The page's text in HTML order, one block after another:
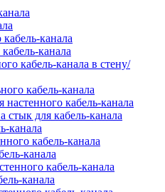
канала
канала
кабель-канала в стену/
кабель-канала
кабель-канала
стык для кабель-канала
канала
кабель-канала
канала
кабель-канала
канала